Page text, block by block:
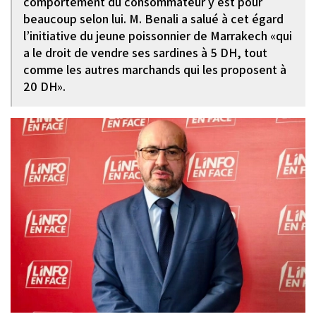
beaucoup selon lui. M. Benali a salué à cet égard
l’initiative du jeune poissonnier de Marrakech «qui
a le droit de vendre ses sardines à 5 DH, tout
comme les autres marchands qui les proposent à
20 DH».